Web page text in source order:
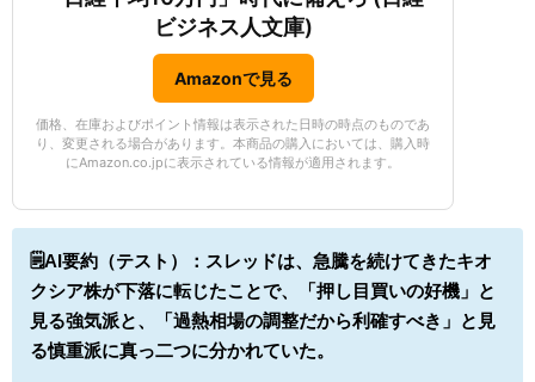
ビジネス人文庫)
Amazonで見る
価格、在庫およびポイント情報は表示された日時の時点のものであ
り、変更される場合があります。本商品の購入においては、購入時
にAmazon.co.jpに表示されている情報が適用されます。
🗒️AI要約（テスト）： スレッドは、急騰を続けてきたキオ
クシア株が下落に転じたことで、「押し目買いの好機」と
見る強気派と、「過熱相場の調整だから利確すべき」と見
る慎重派に真っ二つに分かれていた。